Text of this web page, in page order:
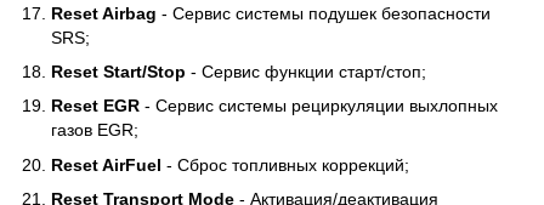
Reset Airbag - Сервис системы подушек безопасности
SRS;
Reset Start/Stop - Сервис функции старт/стоп;
Reset EGR - Сервис системы рециркуляции выхлопных
газов EGR;
Reset AirFuel - Сброс топливных коррекций;
Reset Transport Mode - Активация/деактивация